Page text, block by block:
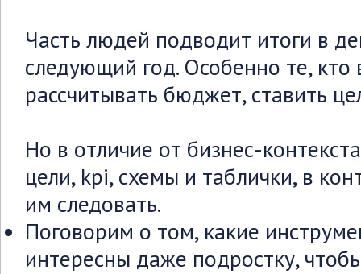
Часть людей подводит итоги в
следующий год. Особенно те, кто
рассчитывать бюджет, ставить
Но в отличие от бизнес-
цели, kpi, схемы и таблички, в
им следовать.
Поговорим о том, какие
интересны даже подростку,